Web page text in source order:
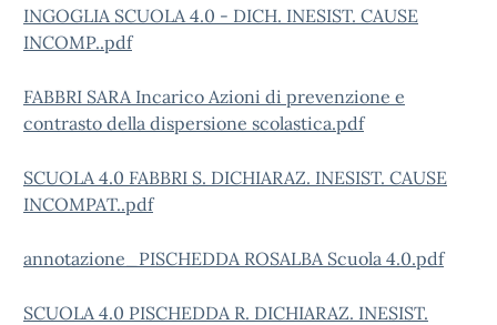
INGOGLIA SCUOLA 4.0 - DICH. INESIST. CAUSE
INCOMP..pdf
FABBRI SARA Incarico Azioni di prevenzione e
contrasto della dispersione scolastica.pdf
SCUOLA 4.0 FABBRI S. DICHIARAZ. INESIST. CAUSE
INCOMPAT..pdf
annotazione_PISCHEDDA ROSALBA Scuola 4.0.pdf
SCUOLA 4.0 PISCHEDDA R. DICHIARAZ. INESIST.